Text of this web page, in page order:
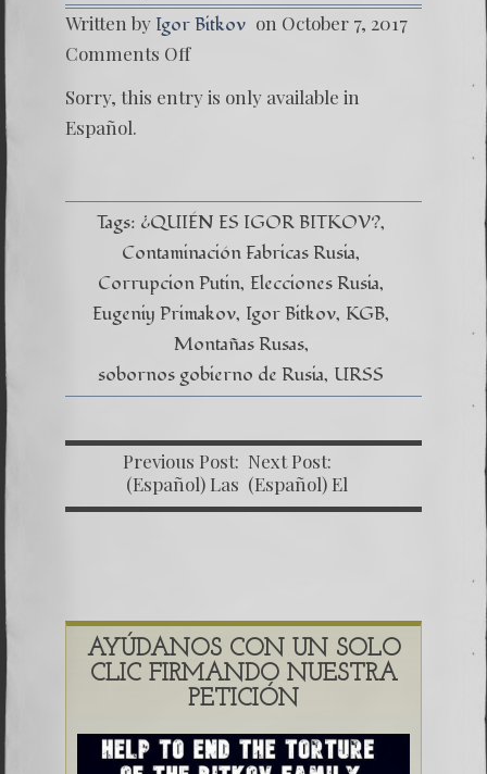
Written by Igor Bitkov on October 7, 2017
Comments Off
Sorry, this entry is only available in
Español.
Tags: ¿QUIÉN ES IGOR BITKOV?
Contaminación Fabricas Rusia
Corrupcion Putin Elecciones Rusia
Eugeniy Primakov Igor Bitkov KGB
Montañas Rusas
sobornos gobierno de Rusia URSS
Previous Post:
(Español) Las
Montañas Rusas –
Rusia
Next Post:
(Español) El
secuestro de mi hija
AYÚDANOS CON UN SOLO
CLIC FIRMANDO NUESTRA
PETICIÓN